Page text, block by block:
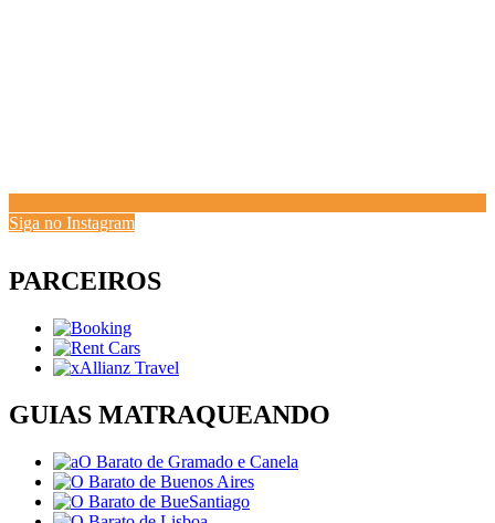
Siga no Instagram
PARCEIROS
GUIAS MATRAQUEANDO